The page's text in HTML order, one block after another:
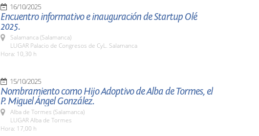
16/10/2025
Encuentro informativo e inauguración de Startup Olé
2025.
Salamanca (Salamanca)
LUGAR Palacio de Congresos de CyL. Salamanca
Hora: 10,30 h
15/10/2025
Nombramiento como Hijo Adoptivo de Alba de Tormes, el
P. Miguel Ángel González.
Alba de Tormes (Salamanca)
LUGAR Alba de Tormes
Hora: 17,00 h